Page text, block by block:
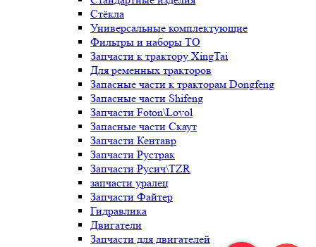
Стёкла
Универсальные комплектующие
Фильтры и наборы ТО
Запчасти к трактору XingTai
Для ременных тракторов
Запасные части к тракторам Dongfeng
Запасные части Shifeng
Запчасти Foton\Lovol
Запасные части Скаут
Запчасти Кентавр
Запчасти Рустрак
Запчасти Русич\TZR
запчасти уралец
Запчасти Файтер
Гидравлика
Двигатели
Запчасти для двигателей